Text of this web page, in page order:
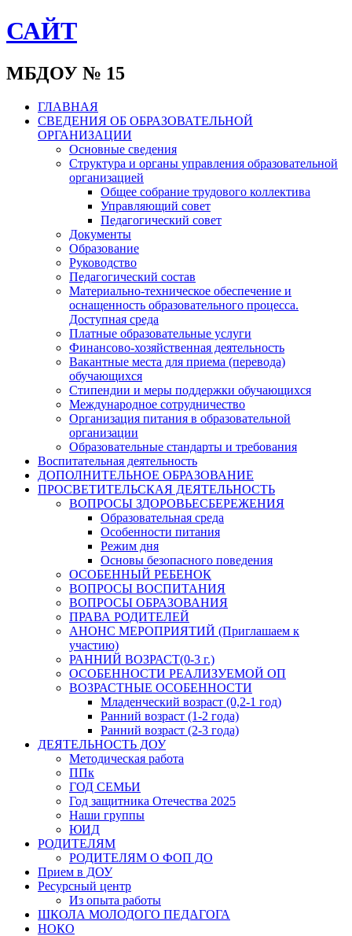
САЙТ
МБДОУ № 15
ГЛАВНАЯ
СВЕДЕНИЯ ОБ ОБРАЗОВАТЕЛЬНОЙ
ОРГАНИЗАЦИИ
Основные сведения
Структура и органы управления образовательной
организацией
Общее собрание трудового коллектива
Управляющий совет
Педагогический совет
Документы
Образование
Руководство
Педагогический состав
Материально-техническое обеспечение и
оснащенность образовательного процесса.
Доступная среда
Платные образовательные услуги
Финансово-хозяйственная деятельность
Вакантные места для приема (перевода)
обучающихся
Стипендии и меры поддержки обучающихся
Международное сотрудничество
Организация питания в образовательной
организации
Образовательные стандарты и требования
Воспитательная деятельность
ДОПОЛНИТЕЛЬНОЕ ОБРАЗОВАНИЕ
ПРОСВЕТИТЕЛЬСКАЯ ДЕЯТЕЛЬНОСТЬ
ВОПРОСЫ ЗДОРОВЬЕСБЕРЕЖЕНИЯ
Образовательная среда
Особенности питания
Режим дня
Основы безопасного поведения
ОСОБЕННЫЙ РЕБЕНОК
ВОПРОСЫ ВОСПИТАНИЯ
ВОПРОСЫ ОБРАЗОВАНИЯ
ПРАВА РОДИТЕЛЕЙ
АНОНС МЕРОПРИЯТИЙ (Приглашаем к
участию)
РАННИЙ ВОЗРАСТ(0-3 г.)
ОСОБЕННОСТИ РЕАЛИЗУЕМОЙ ОП
ВОЗРАСТНЫЕ ОСОБЕННОСТИ
Младенческий возраст (0,2-1 год)
Ранний возраст (1-2 года)
Ранний возраст (2-3 года)
ДЕЯТЕЛЬНОСТЬ ДОУ
Методическая работа
ППк
ГОД СЕМЬИ
Год защитника Отечества 2025
Наши группы
ЮИД
РОДИТЕЛЯМ
РОДИТЕЛЯМ О ФОП ДО
Прием в ДОУ
Ресурсный центр
Из опыта работы
ШКОЛА МОЛОДОГО ПЕДАГОГА
НОКО